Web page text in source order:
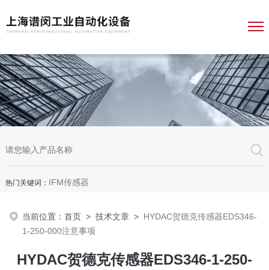
热门关键词： IFM传感器
当前位置：首页 >技术文章 > HYDAC贺德克传感器EDS346-
1-250-000注意事项
HYDAC贺德克传感器EDS346-1-250-